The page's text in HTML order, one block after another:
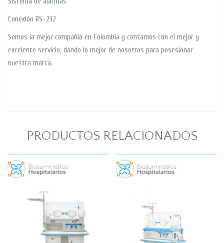
Conexión RS-232
Somos la mejor compañía en Colombia y contamos con el mejor y
excelente servicio, dando lo mejor de nosotros para posesionar
nuestra marca.
PRODUCTOS RELACIONADOS